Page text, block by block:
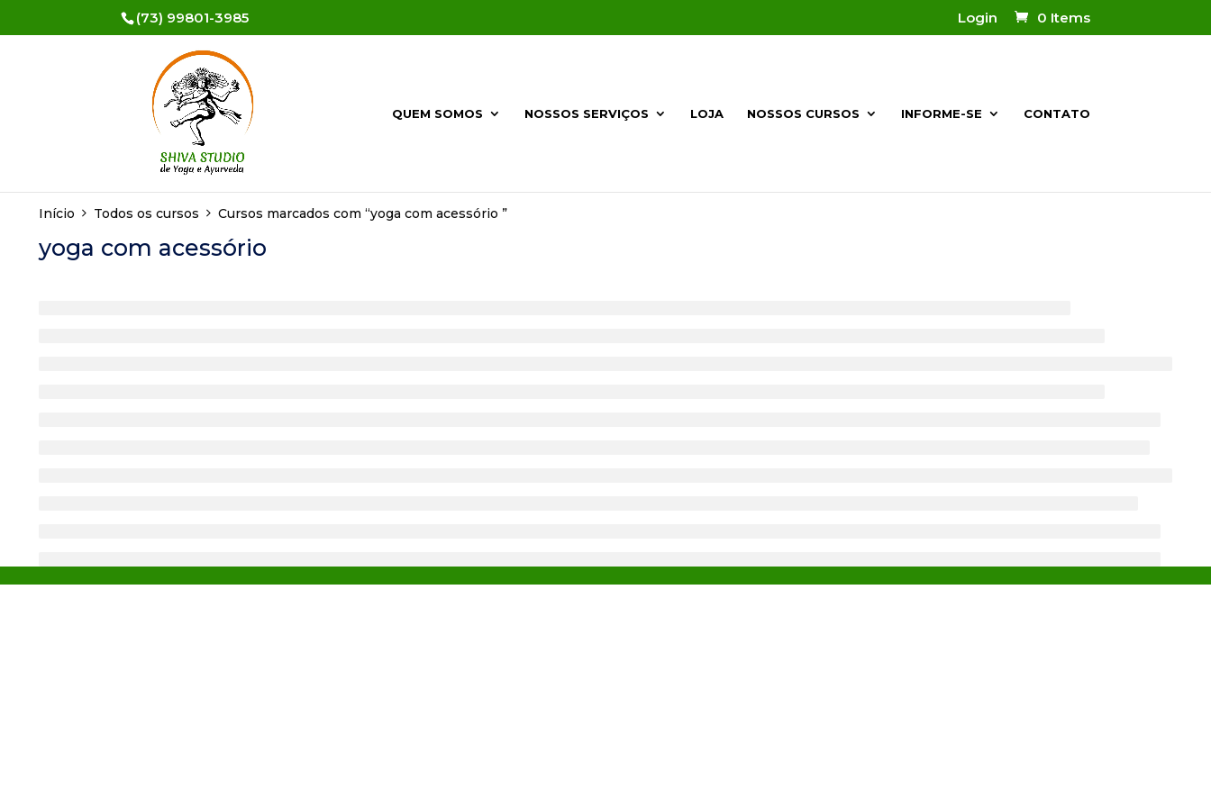
(73) 99801-3985 Login 0 Items
QUEM SOMOS NOSSOS SERVIÇOS LOJA NOSSOS CURSOS INFORME-SE CONTATO
Início Todos os cursos Cursos marcados com “yoga com acessório ”
yoga com acessório